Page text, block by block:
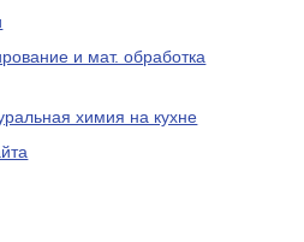
и мат. обработка
химия на кухне